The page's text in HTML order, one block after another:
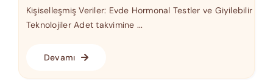
Kişiselleşmiş Veriler: Evde Hormonal Testler ve Giyilebilir
Teknolojiler Adet takvimine ...
Devamı